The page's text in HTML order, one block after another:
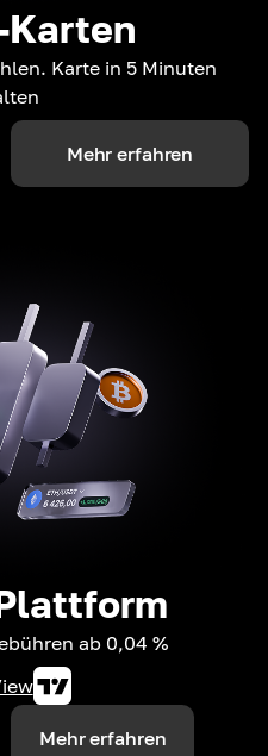
Karte in 5 Minuten
Mehr erfahren
ab 0,04 %
Mehr erfahren